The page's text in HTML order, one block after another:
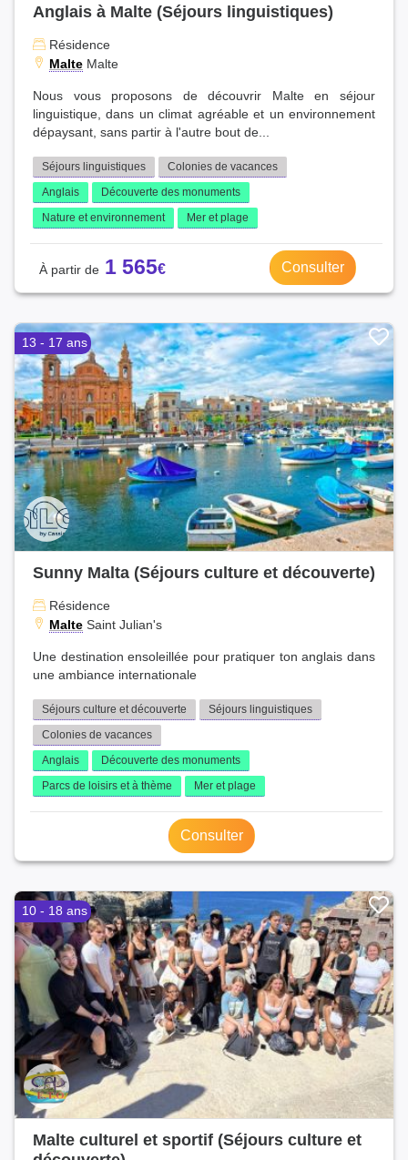
Anglais à Malte (Séjours linguistiques)
Résidence
Malte Malte
Nous vous proposons de découvrir Malte en séjour
linguistique, dans un climat agréable et un environnement
dépaysant, sans partir à l'autre bout de...
Séjours linguistiques
Colonies de vacances
Anglais
Découverte des monuments
Nature et environnement
Mer et plage
1 565 Consulter
13 - 17 ans
Sunny Malta (Séjours culture et découverte)
Résidence
Malte Saint Julian's
Une destination ensoleillée pour pratiquer ton anglais dans
une ambiance internationale
Séjours culture et découverte
Séjours linguistiques
Colonies de vacances
Anglais
Découverte des monuments
Parcs de loisirs et à thème
Mer et plage
Consulter
10 - 18 ans
Malte culturel et sportif (Séjours culture et